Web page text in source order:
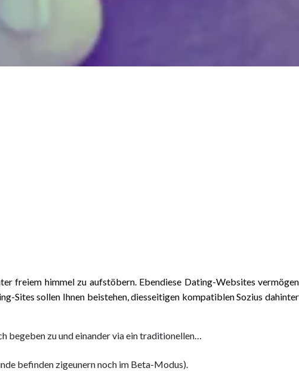
freiem himmel zu aufstöbern. Ebendiese Dating-Websites vermögen
Sites sollen Ihnen beistehen, diesseitigen kompatiblen Sozius dahinter
begeben zu und einander via ein traditionellen…
befinden zigeunern noch im Beta-Modus).